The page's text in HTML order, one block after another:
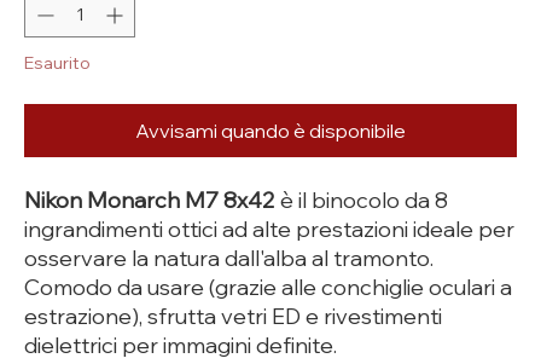
Esaurito
Avvisami quando è disponibile
Nikon Monarch M7 8x42 è il binocolo da 8
ingrandimenti ottici ad alte prestazioni ideale per
osservare la natura dall'alba al tramonto.
Comodo da usare (grazie alle conchiglie oculari a
estrazione), sfrutta vetri ED e rivestimenti
dielettrici per immagini definite.